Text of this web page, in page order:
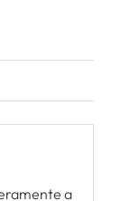
a